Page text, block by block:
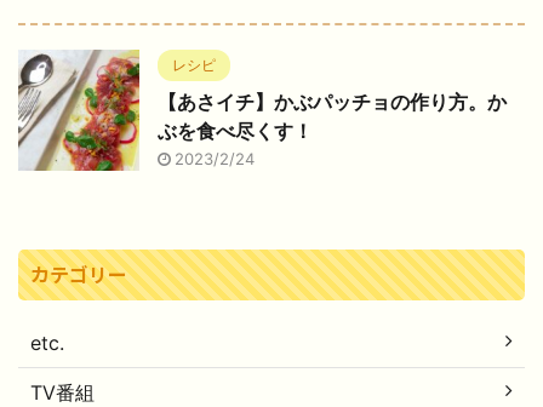
レシピ
【あさイチ】かぶパッチョの作り方。か
ぶを食べ尽くす！
2023/2/24
カテゴリー
etc.
TV番組